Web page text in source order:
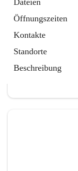
Dateien
Öffnungszeiten
Kontakte
Standorte
Beschreibung